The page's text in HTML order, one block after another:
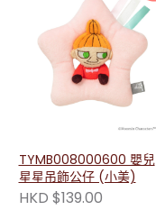
TYMB008000600 嬰兒
星星吊飾公仔 (小美)
HKD $139.00